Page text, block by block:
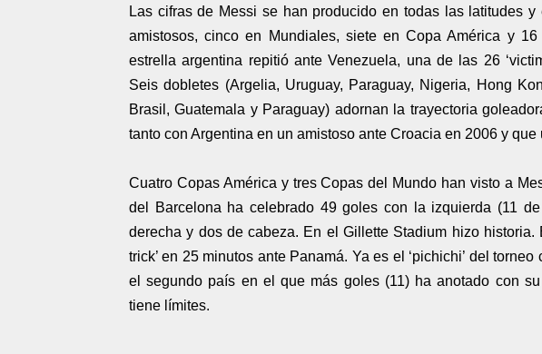
Las cifras de Messi se han producido en todas las latitudes
amistosos, cinco en Mundiales, siete en Copa América y
estrella argentina repitió ante Venezuela, una de las 26
Seis dobletes (Argelia, Uruguay, Paraguay, Nigeria, Hong
Brasil, Guatemala y Paraguay) adornan la trayectoria
tanto con Argentina en un amistoso ante Croacia en 2006 y
Cuatro Copas América y tres Copas del Mundo han visto a
del Barcelona ha celebrado 49 goles con la izquierda (11
derecha y dos de cabeza. En el Gillette Stadium hizo historia.
trick’ en 25 minutos ante Panamá. Ya es el ‘pichichi’ del
el segundo país en el que más goles (11) ha anotado con
tiene límites.